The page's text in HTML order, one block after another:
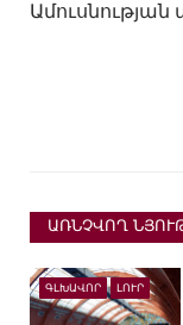
ԱՌՆՉՎՈՂ
ԳԼԽԱՎՈՐ ԼՈՒՐ